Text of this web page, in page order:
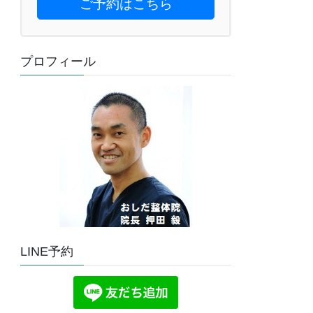
ご予約はこちら
プロフィール
LINE予約